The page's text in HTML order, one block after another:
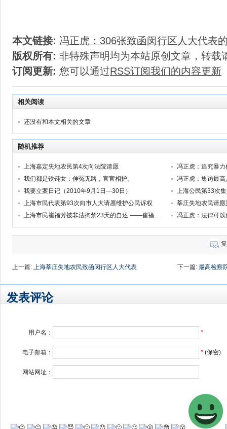
本文链接: 冯正虎：306张致函闵行区人大代表
版权所有: 非特殊声明均为本站原创文章，转载
订阅更新: 您可以通过RSS订阅我们的内容更新
相关阅读
还没有和本文相关的文章
随机推荐
上海嘉定失地农民第4次向法院请愿
我们都是铁链女：伸冤无路，官官相护。
冯正虎：集访最高
我要立案日记（2010年9月1日—30日）
上海公民第33次
上海市民代表第93次向市人大请愿维护公民诉权
莘庄失地农民请
上海市民崔福芳被非法拘禁23天的自述 ——崔福芳被非法拘禁的诉讼系列之一
冯正虎：法律可
上一篇: 上海莘庄失地农民致函闵行区人大代表 下一篇: 最高检察
发表评论
用户名： *
电子邮箱： *(保密)
网站网址：